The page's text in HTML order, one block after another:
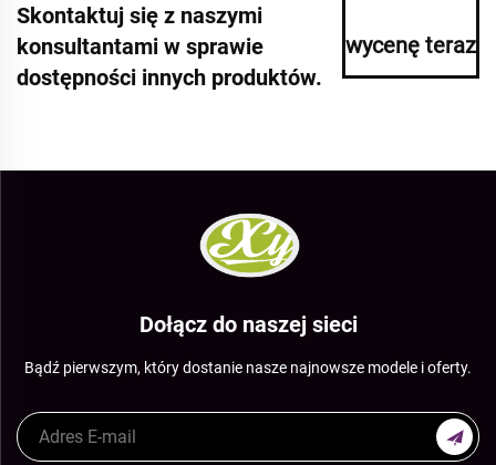
Skontaktuj się z naszymi
konsultantami w sprawie
dostępności innych produktów.
wycenę teraz
Dołącz do naszej sieci
Bądź pierwszym, który dostanie nasze najnowsze modele i oferty.